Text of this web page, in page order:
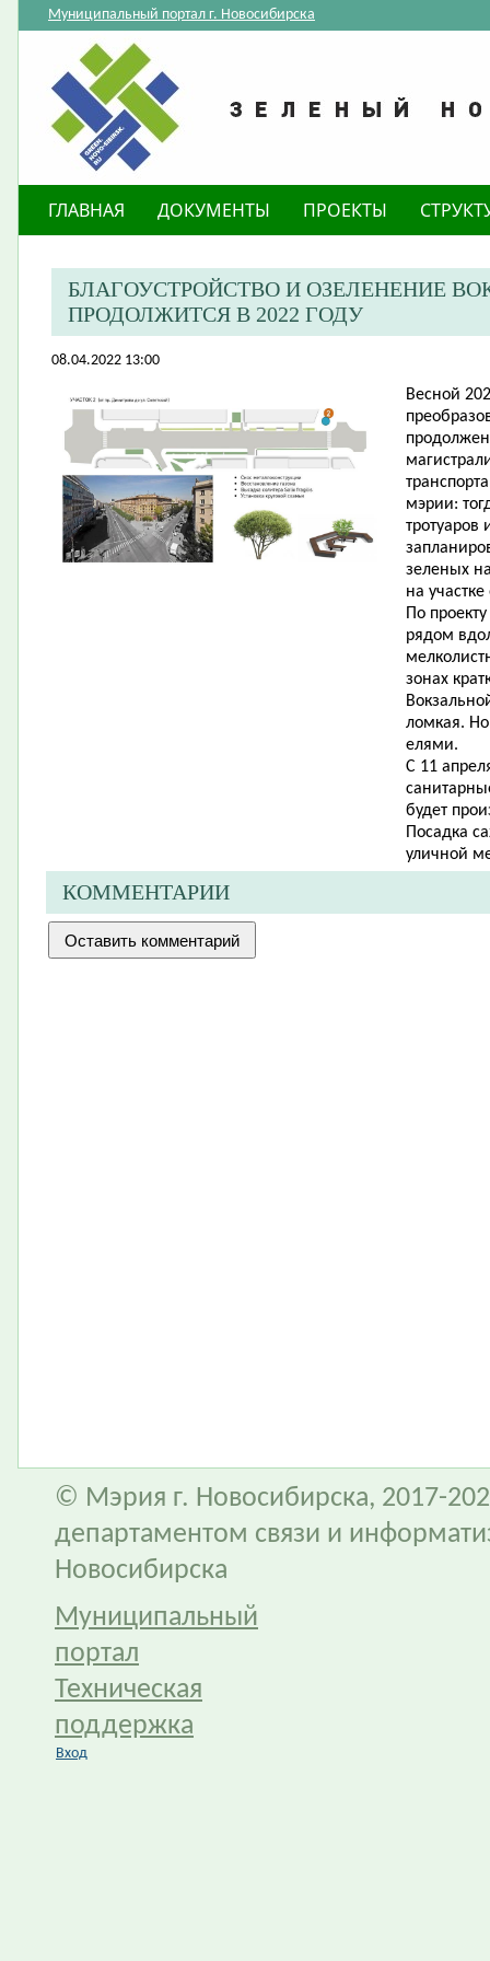
Муниципальный портал г. Новосибирска
ГЛАВНАЯ ДОКУМЕНТЫ ПРОЕКТЫ
БЛАГОУСТРОЙСТВО И ОЗЕЛЕНЕНИЕ
ПРОДОЛЖИТСЯ В 2022 ГОДУ
08.04.2022 13:00
​Весной
мэрии:
тротуаров
зеленых
на
По
рядом
зонах
ломкая.
елями.
С 11
будет
Посадка
уличной
КОММЕНТАРИИ
© Мэрия г. Новосибирска, 2017-
департаментом связи и
Новосибирска
Муниципальный
портал
Техническая
поддержка
Вход